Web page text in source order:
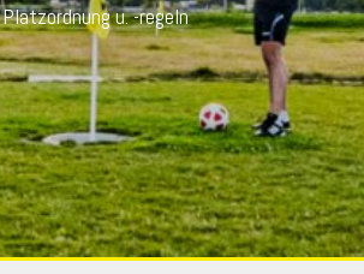
Platzordnung u. -regeln